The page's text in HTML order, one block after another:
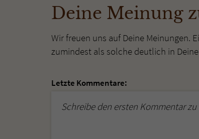
Deine Meinung
Wir freuen uns auf Deine
zumindest als solche deutlich in
Letzte Kommentare:
Schreibe den ersten Kommentar